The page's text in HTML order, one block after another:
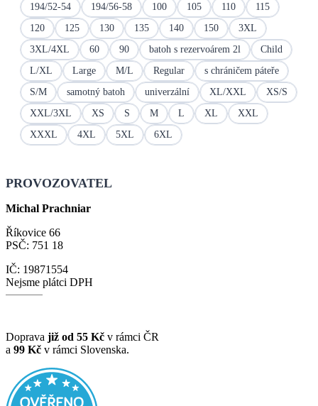
194/52-54
194/56-58 100 105 110
115
120
125 130 135 140 150
3XL
3XL/4XL
60 90 batoh s rezervoárem 2l
Child
L/XL
Large M/L Regular
s chráničem páteře
S/M
samotný batoh univerzální XL/XXL
XS/S
XXL/3XL
XS S M L XL
XXL
XXXL
4XL 5XL 6XL
PROVOZOVATEL
Michal Prachniar
Říkovice 66
PSČ: 751 18
IČ: 19871554
Nejsme plátci DPH
Doprava již od 55 Kč v rámci ČR
a 99 Kč v rámci Slovenska.